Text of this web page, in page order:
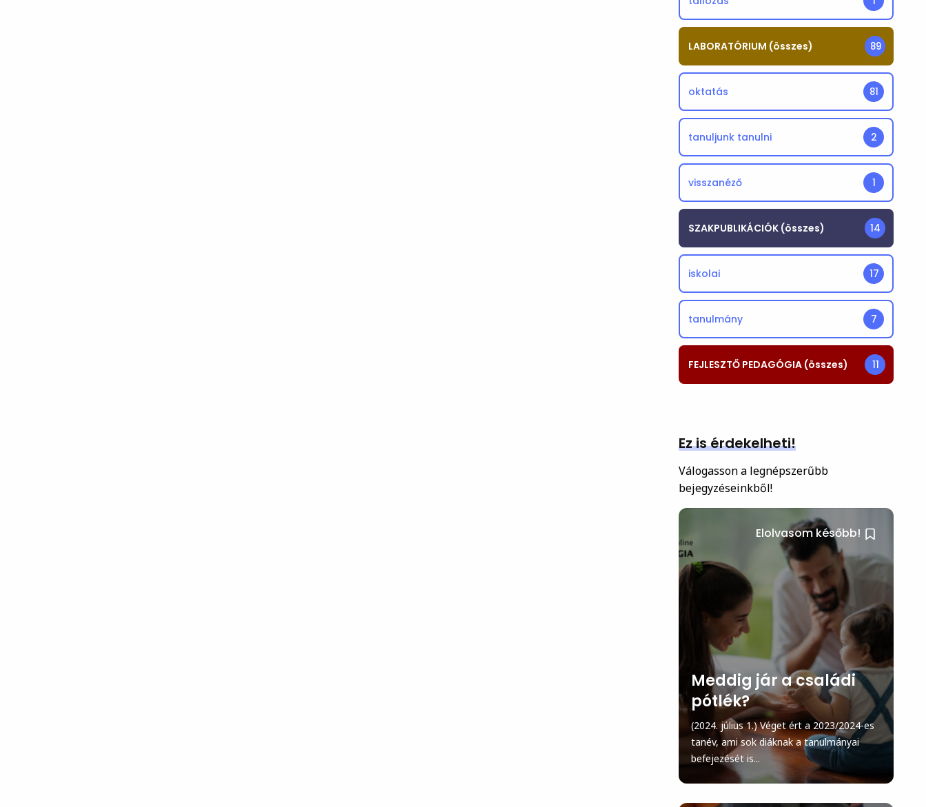
LABORATÓRIUM (összes) 89
oktatás 81
tanuljunk tanulni 2
visszanéző 1
SZAKPUBLIKÁCIÓK (összes) 14
iskolai 17
tanulmány 7
FEJLESZTŐ PEDAGÓGIA (összes) 11
Ez is érdekelheti!
Válogasson a legnépszerűbb
bejegyzéseinkből!
Elolvasom később!
Meddig jár a családi
pótlék?
(2024. július 1.) Véget ért a 2023/2024-es
tanév, ami sok diáknak a tanulmányai
befejezését is...